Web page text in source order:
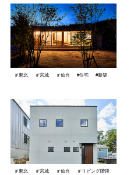
＃東北 ＃宮城 ＃仙台 #住宅 #新築
＃東北 ＃宮城 ＃仙台
＃リビング階段